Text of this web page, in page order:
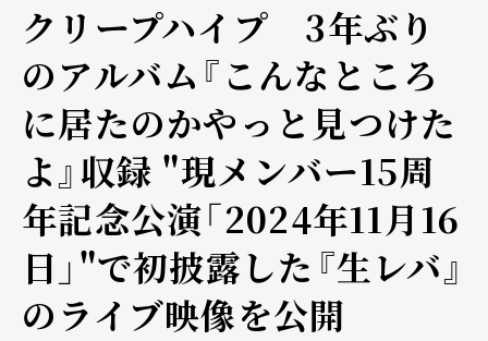
クリープハイプ 3年ぶり
のアルバム『こんなところ
に居たのかやっと見つけた
よ』収録 "現メンバー15周
年記念公演「2024年11月16
日」"で初披露した『生レバ』
のライブ映像を公開